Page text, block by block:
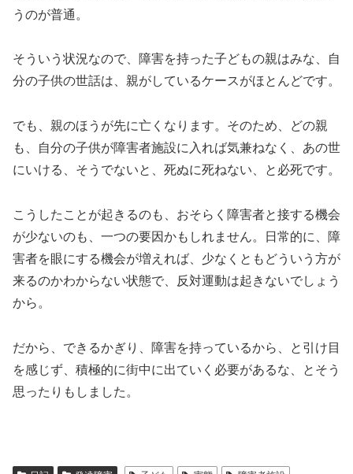
うのが普通。
そういう状況なので、障害を持った子どもの親はみな、自
分の子供の世話は、親がしているケースがほとんどです。
でも、親のほうが先に亡くなります。そのため、どの親
も、自分の子供が障害者施設に入れば気兼ねなく、あの世
にいける、そうでないと、死ぬに死ねない、と必死です。
こうしたことが起きるのも、おそらく障害者と接する機会
が少ないのも、一つの要因かもしれません。日常的に、障
害者を眼にする機会が増えれば、少なくともどういう方が
来るのかわからない状態で、反対運動は起きないでしょう
から。
だから、できるかぎり、障害を持っているから、と引け目
を感じず、積極的に街中に出ていく必要があるな、とそう
思ったりもしました。